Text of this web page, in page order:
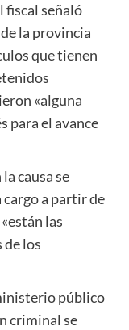
fiscal señaló
la provincia
que tienen
«alguna
para el avance
causa se
a partir de
las
de los
público
criminal se